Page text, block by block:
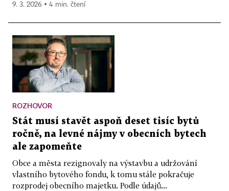
9. 3. 2026 ▪ 4 min. čtení
ROZHOVOR
Stát musí stavět aspoň deset tisíc bytů
ročně, na levné nájmy v obecních bytech
ale zapomeňte
Obce a města rezignovaly na výstavbu a udržování
vlastního bytového fondu, k tomu stále pokračuje
rozprodej obecního majetku. Podle údajů...